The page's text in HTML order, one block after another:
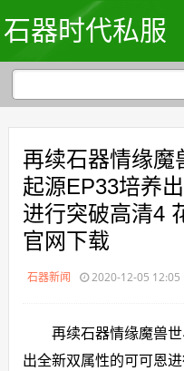
石器时代私服
再续石器情缘魔
起源EP33培养
进行突破高清4
官网下载
石器新闻 2020-12-05 12:05
再续石器情缘魔兽世
出全新双属性的可可恩